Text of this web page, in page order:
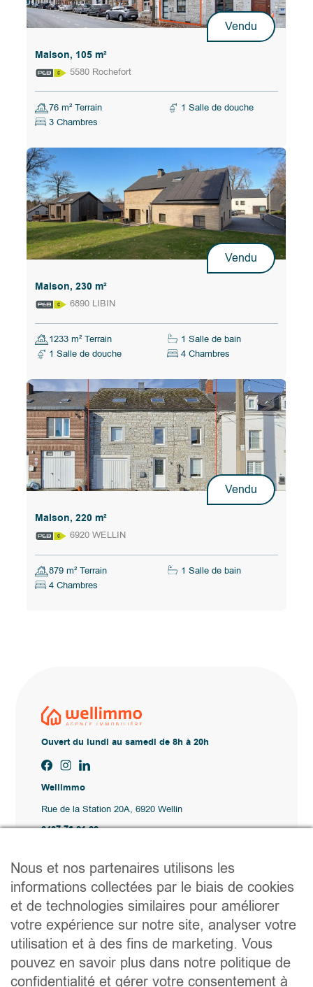
Vendu
Maison, 105 m²
5580 Rochefort
76 m² Terrain
1 Salle de douche
3 Chambres
Vendu
Maison, 230 m²
6890 LIBIN
1233 m² Terrain
1 Salle de bain
1 Salle de douche
4 Chambres
Vendu
Maison, 220 m²
6920 WELLIN
879 m² Terrain
1 Salle de bain
4 Chambres
Ouvert du lundi au samedi de 8h à 20h
Wellimmo
Rue de la Station 20A, 6920 Wellin
0487 76 21 22
Plan du site
Acheter
Louer
Vendre
Agence
Contact
Conseils pratiques pour vendre ou louer
Nous contacter !
Nous et nos partenaires utilisons les
informations collectées par le biais de cookies
et de technologies similaires pour améliorer
votre expérience sur notre site, analyser votre
utilisation et à des fins de marketing. Vous
pouvez en savoir plus dans notre politique de
confidentialité et gérer votre consentement à
tout moment.